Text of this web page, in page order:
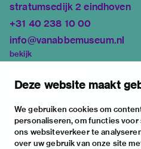
Deze website maakt
We gebruiken cookies om
personaliseren, om functies voor
ons websiteverkeer te
over uw gebruik van onze site
stratumsedijk 2 eindhoven
+31 40 238 10 00
info@vanabbemuseum.nl
bekijk
activiteiten
praktische informatie
over
het museum